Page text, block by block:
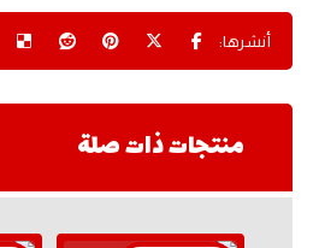
منتجات ذات صلة